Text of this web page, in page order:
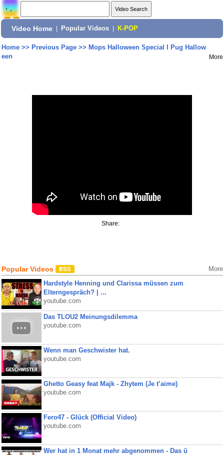
Video Home Popular Videos K-POP
Home>> Previous Page>> Mops Halloween Special I Pug Hallow
een
More
Share:
Popular Videos More
Hardstyle Henning und Clarissa müssen zum
Elterngespräch? | ...
youtube.com
Das TLOU2 Meinungsdilemma
youtube.com
Wenn man Geschwister hat.
youtube.com
Ghetto Geasy feat Majk - Zhytem (Je t’aime)
youtube.com
Fero47 - Glück (Official Video)
youtube.com
Wer hat in 1 Monat mehr abgenommen - Das ü